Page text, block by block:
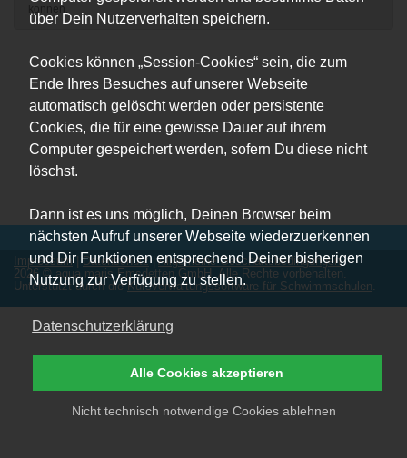
über Dein Nutzerverhalten speichern.
Cookies können „Session-Cookies“ sein, die zum
Ende Ihres Besuches auf unserer Webseite
automatisch gelöscht werden oder persistente
Cookies, die für eine gewisse Dauer auf ihrem
Computer gespeichert werden, sofern Du diese nicht
löschst.
Dann ist es uns möglich, Deinen Browser beim
nächsten Aufruf unserer Webseite wiederzuerkennen
und Dir Funktionen entsprechend Deiner bisherigen
Nutzung zur Verfügung zu stellen.
Datenschutzerklärung
Nicht technisch notwendige Cookies ablehnen
Alle Cookies akzeptieren
können.
Impressum|Datenschutz|Allgemeine Geschäftsbedingungen
2026 © aqua maris Emsdetten GmbH. Alle Rechte vorbehalten.
Unterstützt durch dieKursverwaltungssoftware für Schwimmschulen